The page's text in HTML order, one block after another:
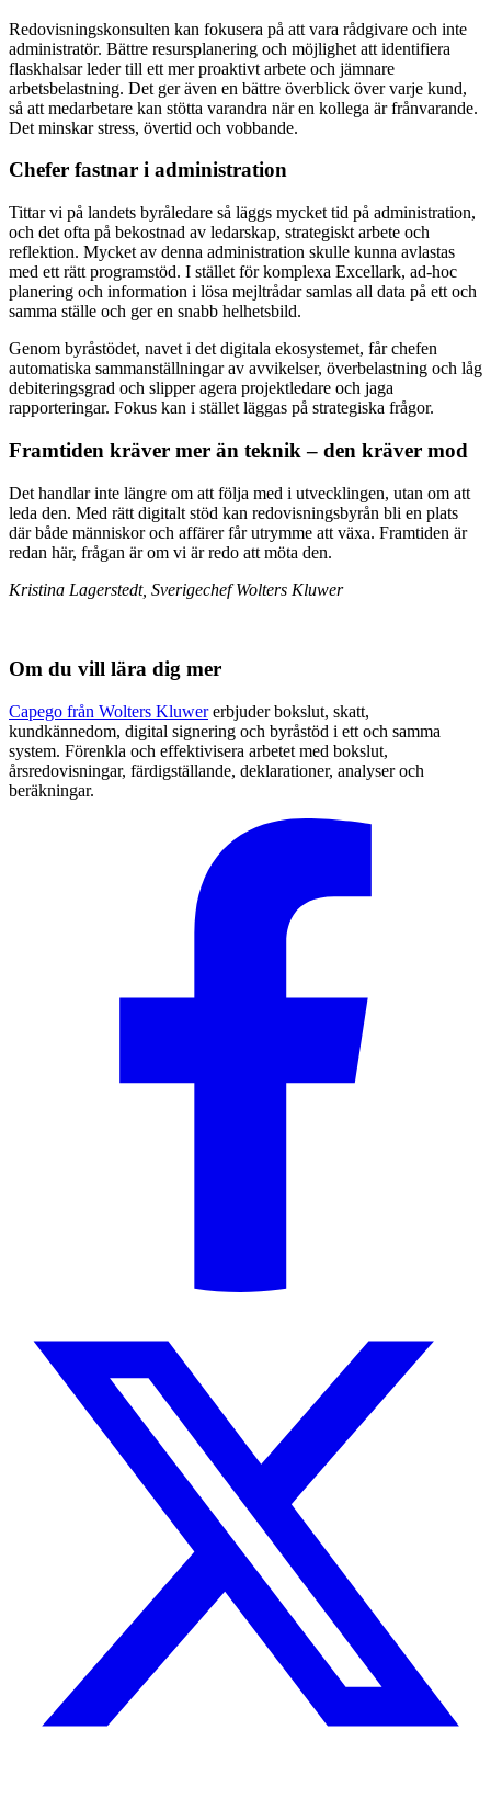
Redovisningskonsulten kan fokusera på att vara rådgivare och inte
administratör. Bättre resursplanering och möjlighet att identifiera
flaskhalsar leder till ett mer proaktivt arbete och jämnare
arbetsbelastning. Det ger även en bättre överblick över varje kund,
så att medarbetare kan stötta varandra när en kollega är frånvarande.
Det minskar stress, övertid och vobbande.
Chefer fastnar i administration
Tittar vi på landets byråledare så läggs mycket tid på administration,
och det ofta på bekostnad av ledarskap, strategiskt arbete och
reflektion. Mycket av denna administration skulle kunna avlastas
med ett rätt programstöd. I stället för komplexa Excellark, ad-hoc
planering och information i lösa mejltrådar samlas all data på ett och
samma ställe och ger en snabb helhetsbild.
Genom byråstödet, navet i det digitala ekosystemet, får chefen
automatiska sammanställningar av avvikelser, överbelastning och låg
debiteringsgrad och slipper agera projektledare och jaga
rapporteringar. Fokus kan i stället läggas på strategiska frågor.
Framtiden kräver mer än teknik – den kräver mod
Det handlar inte längre om att följa med i utvecklingen, utan om att
leda den. Med rätt digitalt stöd kan redovisningsbyrån bli en plats
där både människor och affärer får utrymme att växa. Framtiden är
redan här, frågan är om vi är redo att möta den.
Kristina Lagerstedt, Sverigechef Wolters Kluwer
Om du vill lära dig mer
Capego från Wolters Kluwererbjuder bokslut, skatt,
kundkännedom, digital signering och byråstöd i ett och samma
system. Förenkla och effektivisera arbetet med bokslut,
årsredovisningar, färdigställande, deklarationer, analyser och
beräkningar.